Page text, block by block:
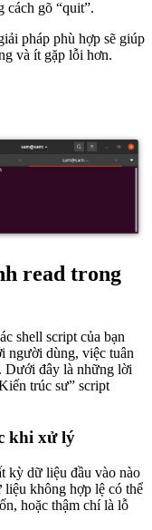
cách gõ “quit”.
pháp phù hợp sẽ giúp
và ít gặp lỗi hơn.
read trong
shell script của bạn
người dùng, việc tuân
Dưới đây là những lời
trúc sư” script
khi xử lý
kỳ dữ liệu đầu vào nào
không hợp lệ có thể
hoặc thậm chí là lỗ